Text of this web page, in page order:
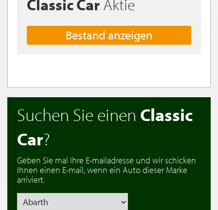
Classic Car Aktie
Bestand anzeigen
Suchen Sie einen Classic
Car?
Geben Sie mal Ihre E-mailadresse und wir schicken
Ihnen einen E-mail, wenn ein Auto dieser Marke
arriviert.